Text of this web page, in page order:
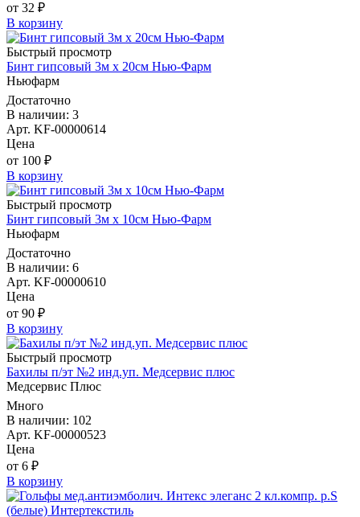
от 32 ₽
В корзину
Быстрый просмотр
Бинт гипсовый 3м х 20см Нью-Фарм
Ньюфарм
Достаточно
В наличии: 3
Арт. KF-00000614
Цена
от 100 ₽
В корзину
Быстрый просмотр
Бинт гипсовый 3м х 10см Нью-Фарм
Ньюфарм
Достаточно
В наличии: 6
Арт. KF-00000610
Цена
от 90 ₽
В корзину
Быстрый просмотр
Бахилы п/эт №2 инд.уп. Медсервис плюс
Медсервис Плюс
Много
В наличии: 102
Арт. KF-00000523
Цена
от 6 ₽
В корзину